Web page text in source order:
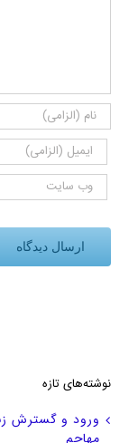
نوشته‌های تازه
ورود و گسترش